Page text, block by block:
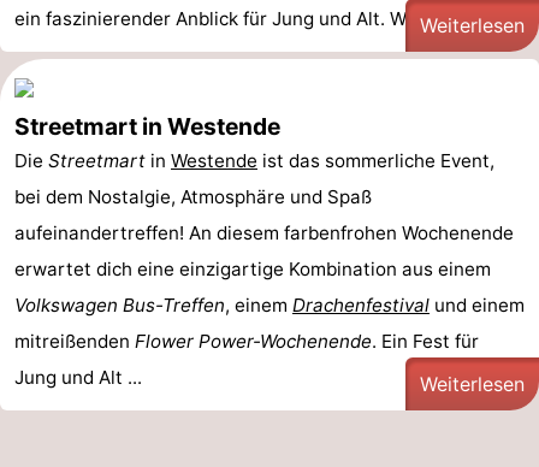
ein faszinierender Anblick für Jung und Alt. Was ...Weiterlesen
Streetmart in Westende
Die Streetmart in Westende ist das sommerliche Event,
bei dem Nostalgie, Atmosphäre und Spaß
aufeinandertreffen! An diesem farbenfrohen Wochenende
erwartet dich eine einzigartige Kombination aus einem
Volkswagen Bus-Treffen, einem Drachenfestival und einem
mitreißenden Flower Power-Wochenende. Ein Fest für
Jung und Alt ...
Weiterlesen